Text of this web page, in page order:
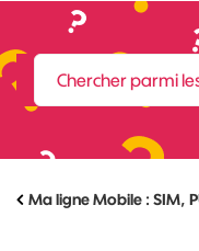
Ma ligne Mobile : SIM,